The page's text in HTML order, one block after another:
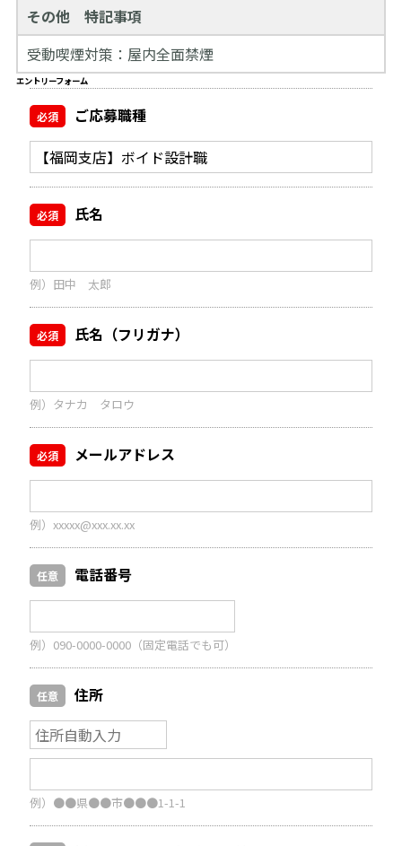
その他 特記事項
受動喫煙対策：屋内全面禁煙
エントリーフォーム
必須 ご応募職種
必須 氏名
例）田中 太郎
必須 氏名（フリガナ）
例）タナカ タロウ
必須 メールアドレス
例）xxxxx@xxx.xx.xx
任意 電話番号
例）090-0000-0000（固定電話でも可）
任意 住所
例）●●県●●市●●●1-1-1